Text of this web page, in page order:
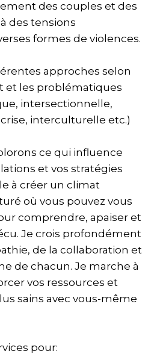
des couples et des
des tensions
formes de violences.
approches selon
et les problématiques
intersectionnelle,
interculturelle etc.)
ce qui influence
et vos stratégies
à créer un climat
où vous pouvez vous
comprendre, apaiser et
Je crois profondément
de la collaboration et
de chacun. Je marche à
vos ressources et
sains avec vous-même
pour: